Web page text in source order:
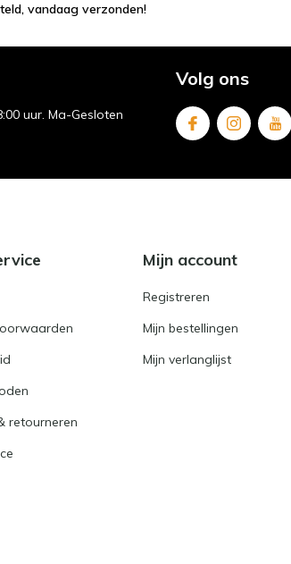
vandaag verzonden!
uur. Ma-Gesloten
Volg ons
retourneren
Mijn account
Registreren
Mijn bestellingen
Mijn verlanglijst